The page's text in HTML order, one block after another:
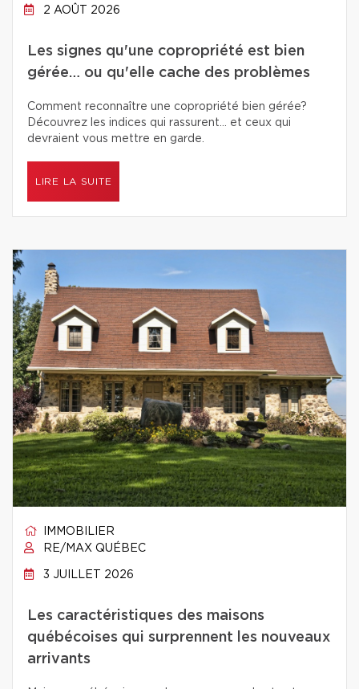
2 AOÛT 2026
Les signes qu'une copropriété est bien
gérée… ou qu'elle cache des problèmes
Comment reconnaître une copropriété bien gérée?
Découvrez les indices qui rassurent… et ceux qui
devraient vous mettre en garde.
LIRE LA SUITE
IMMOBILIER
RE/MAX QUÉBEC
3 JUILLET 2026
Les caractéristiques des maisons
québécoises qui surprennent les nouveaux
arrivants